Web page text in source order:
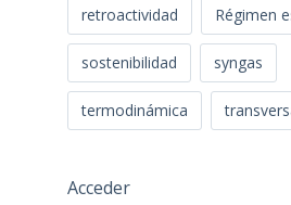
retroactividad Régimen
sostenibilidad syngas
termodinámica
Acceder